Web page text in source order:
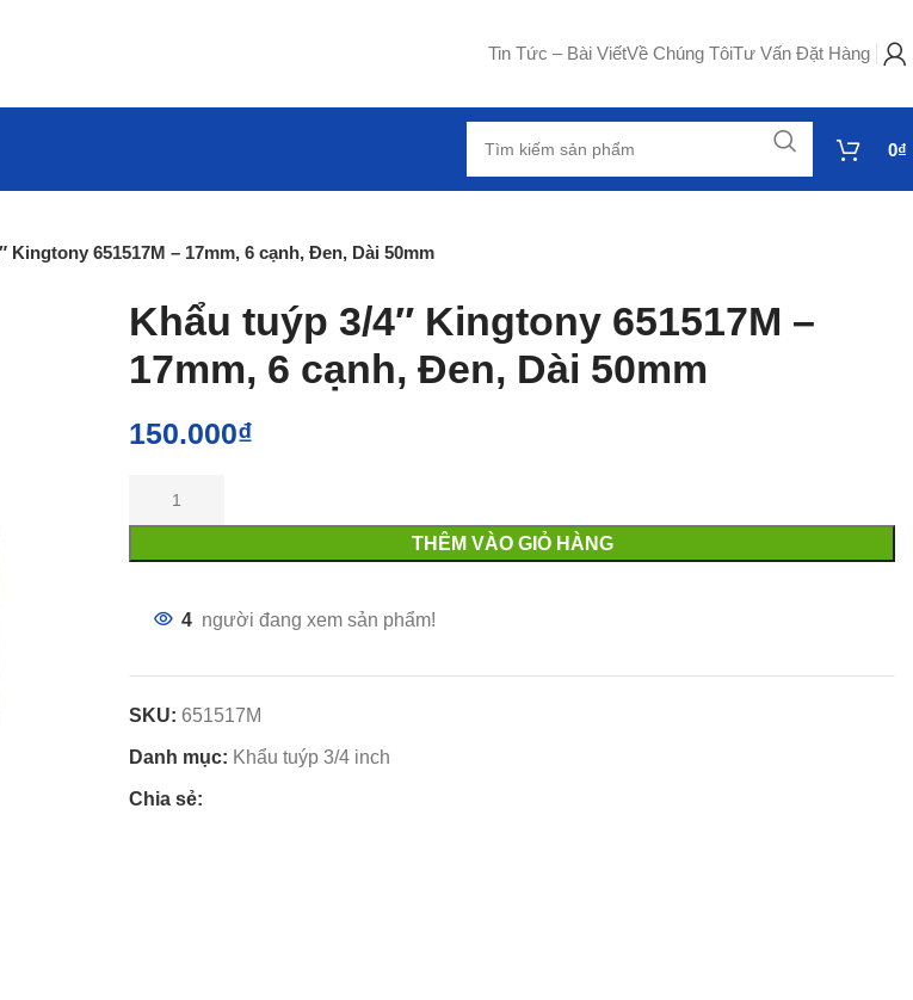
Tin Tức – Bài ViếtVề Chúng TôiTư Vấn Đặt Hàng
0₫
Kingtony 651517M – 17mm, 6 cạnh, Đen, Dài 50mm
Khẩu tuýp 3/4″ Kingtony 651517M –
17mm, 6 cạnh, Đen, Dài 50mm
150.000₫
THÊM VÀO GIỎ HÀNG
4 người đang xem sản phẩm!
SKU: 651517M
Danh mục: Khẩu tuýp 3/4 inch
Chia sẻ: